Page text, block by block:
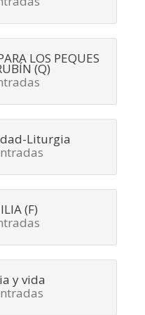
LOS PEQUES
(Q)
Liturgia
(F)
y vida